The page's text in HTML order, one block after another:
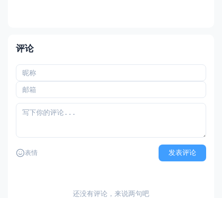
评论
表情 发表评论
还没有评论，来说两句吧